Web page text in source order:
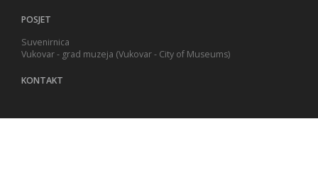
POSJET
Suvenirnica
Vukovar - grad muzeja (Vukovar - City of Museums)
KONTAKT